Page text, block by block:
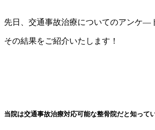
先日、交通事故治療についてのアンケ―
その結果をご紹介いたします！
当院は交通事故治療対応可能な整骨院だと知って